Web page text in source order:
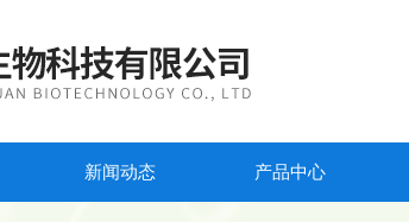
新闻动态 产品中心